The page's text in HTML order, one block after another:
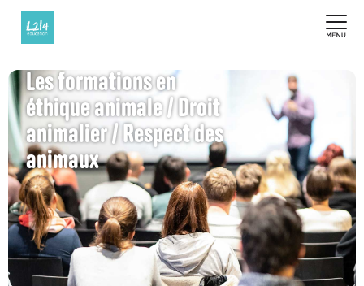
Les formations en
éthique animale / Droit
animalier / Respect des
animaux